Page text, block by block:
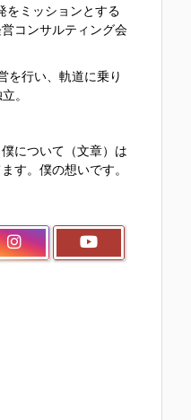
をミッションとする
コンサルティング会
を行い、軌道に乗り
。
について（文章）は
す。僕の想いです。